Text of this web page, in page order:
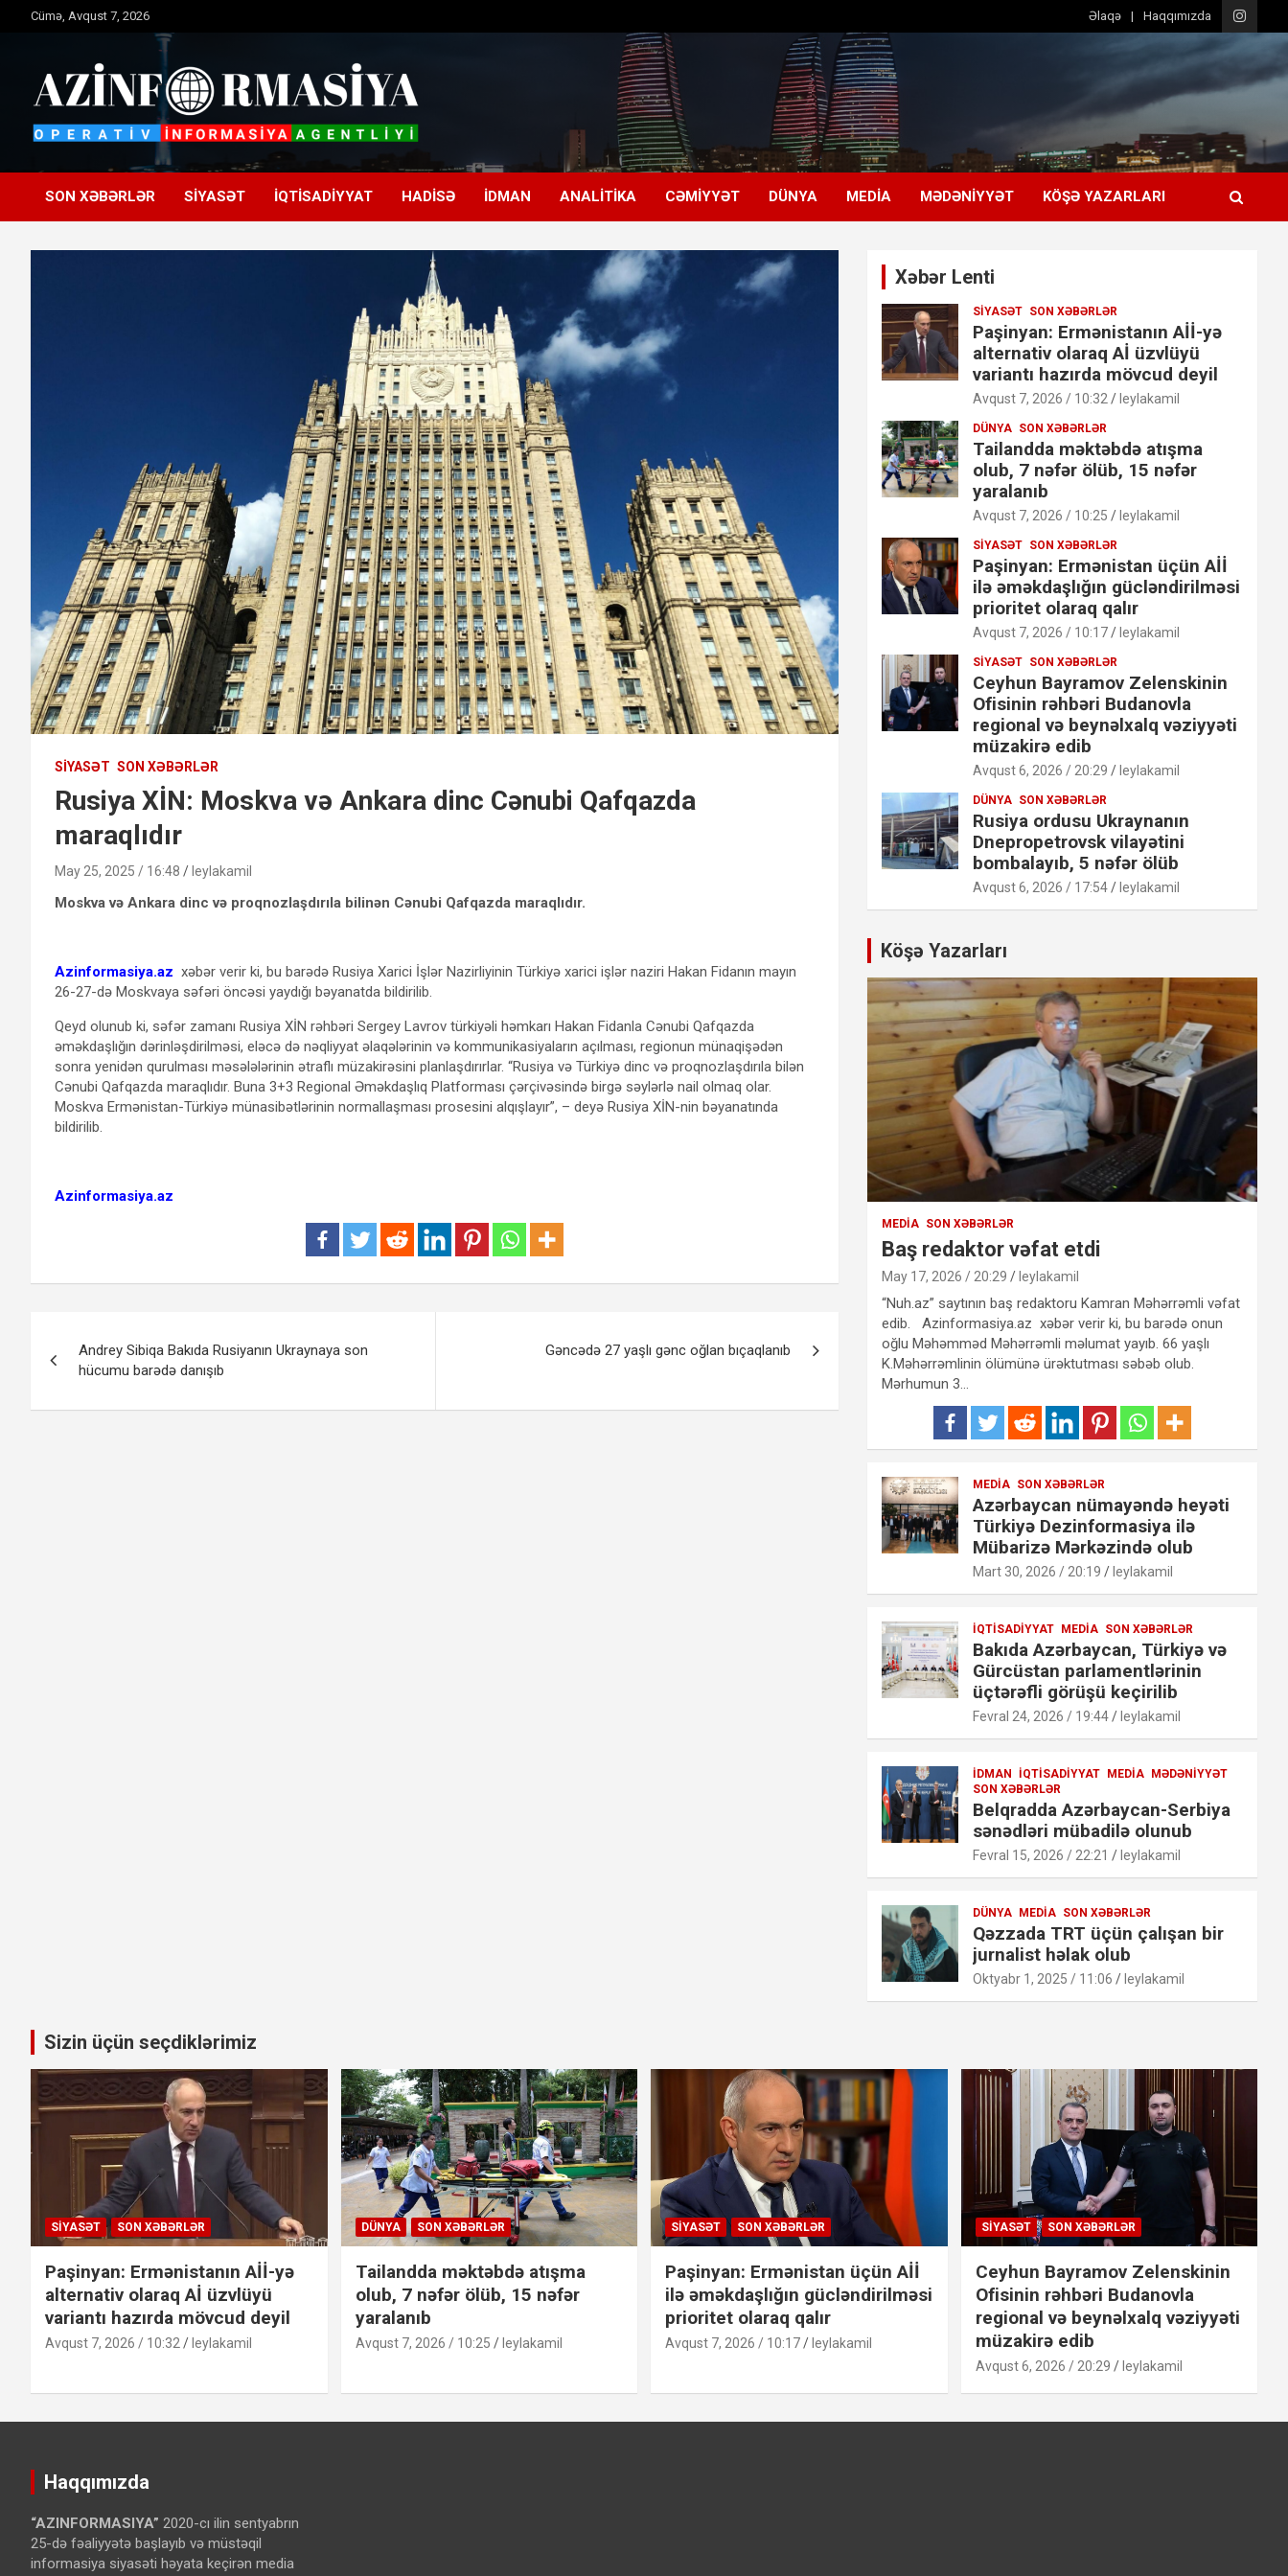
Cümə, Avqust 7, 2026 Əlaqə Haqqımızda
Azinformasiya
SON XƏBƏRLƏR SIYASƏT İQTISADIYYAT HADISƏ İDMAN ANALITIKA CƏMIYYƏT DÜNYA MEDIA MƏDƏNIYYƏT KÖŞƏ YAZARLARI
SIYASƏT SON XƏBƏRLƏR
Rusiya XİN: Moskva və Ankara dinc Cənubi Qafqazda
maraqlıdır
May 25, 2025 / 16:48 leylakamil
Moskva və Ankara dinc və proqnozlaşdırıla bilinən Cənubi Qafqazda maraqlıdır.
Azinformasiya.az xəbər verir ki, bu barədə Rusiya Xarici İşlər Nazirliyinin Türkiyə xarici işlər naziri Hakan Fidanın mayın
26-27-də Moskvaya səfəri öncəsi yaydığı bəyanatda bildirilib.
Qeyd olunub ki, səfər zamanı Rusiya XİN rəhbəri Sergey Lavrov türkiyəli həmkarı Hakan Fidanla Cənubi Qafqazda
əməkdaşlığın dərinləşdirilməsi, eləcə də nəqliyyat əlaqələrinin və kommunikasiyaların açılması, regionun münaqişədən
sonra yenidən qurulması məsələlərinin ətraflı müzakirəsini planlaşdırırlar. “Rusiya və Türkiyə dinc və proqnozlaşdırıla bilən
Cənubi Qafqazda maraqlıdır. Buna 3+3 Regional Əməkdaşlıq Platforması çərçivəsində birgə səylərlə nail olmaq olar.
Moskva Ermənistan-Türkiyə münasibətlərinin normallaşması prosesini alqışlayır”, – deyə Rusiya XİN-nin bəyanatında
bildirilib.
Azinformasiya.az
naviqasiyası
Andrey Sibiqa Bakıda Rusiyanın Ukraynaya son
hücumu barədə danışıb
Gəncədə 27 yaşlı gənc oğlan bıçaqlanıb
Xəbər Lenti
SIYASƏT SON XƏBƏRLƏR
Paşinyan: Ermənistanın Aİİ-yə
alternativ olaraq Aİ üzvlüyü
variantı hazırda mövcud deyil
Avqust 7, 2026 / 10:32 leylakamil
DÜNYA SON XƏBƏRLƏR
Tailandda məktəbdə atışma
olub, 7 nəfər ölüb, 15 nəfər
yaralanıb
Avqust 7, 2026 / 10:25 leylakamil
SIYASƏT SON XƏBƏRLƏR
Paşinyan: Ermənistan üçün Aİİ
ilə əməkdaşlığın gücləndirilməsi
prioritet olaraq qalır
Avqust 7, 2026 / 10:17 leylakamil
SIYASƏT SON XƏBƏRLƏR
Ceyhun Bayramov Zelenskinin
Ofisinin rəhbəri Budanovla
regional və beynəlxalq vəziyyəti
müzakirə edib
Avqust 6, 2026 / 20:29 leylakamil
DÜNYA SON XƏBƏRLƏR
Rusiya ordusu Ukraynanın
Dnepropetrovsk vilayətini
bombalayıb, 5 nəfər ölüb
Avqust 6, 2026 / 17:54 leylakamil
Köşə Yazarları
MEDIA SON XƏBƏRLƏR
Baş redaktor vəfat etdi
May 17, 2026 / 20:29 leylakamil
“Nuh.az” saytının baş redaktoru Kamran Məhərrəmli vəfat
edib. Azinformasiya.az xəbər verir ki, bu barədə onun
oğlu Məhəmməd Məhərrəmli məlumat yayıb. 66 yaşlı
K.Məhərrəmlinin ölümünə ürəktutması səbəb olub.
Mərhumun 3…
MEDIA SON XƏBƏRLƏR
Azərbaycan nümayəndə heyəti
Türkiyə Dezinformasiya ilə
Mübarizə Mərkəzində olub
Mart 30, 2026 / 20:19 leylakamil
İQTISADIYYAT MEDIA SON XƏBƏRLƏR
Bakıda Azərbaycan, Türkiyə və
Gürcüstan parlamentlərinin
üçtərəfli görüşü keçirilib
Fevral 24, 2026 / 19:44 leylakamil
İDMAN İQTISADIYYAT MEDIA MƏDƏNIYYƏT
SON XƏBƏRLƏR
Belqradda Azərbaycan-Serbiya
sənədləri mübadilə olunub
Fevral 15, 2026 / 22:21 leylakamil
DÜNYA MEDIA SON XƏBƏRLƏR
Qəzzada TRT üçün çalışan bir
jurnalist həlak olub
Oktyabr 1, 2025 / 11:06 leylakamil
Sizin üçün seçdiklərimiz
SIYASƏT SON XƏBƏRLƏR
Paşinyan: Ermənistanın Aİİ-yə
alternativ olaraq Aİ üzvlüyü
variantı hazırda mövcud deyil
Avqust 7, 2026 / 10:32 leylakamil
DÜNYA SON XƏBƏRLƏR
Tailandda məktəbdə atışma
olub, 7 nəfər ölüb, 15 nəfər
yaralanıb
Avqust 7, 2026 / 10:25 leylakamil
SIYASƏT SON XƏBƏRLƏR
Paşinyan: Ermənistan üçün Aİİ
ilə əməkdaşlığın gücləndirilməsi
prioritet olaraq qalır
Avqust 7, 2026 / 10:17 leylakamil
SIYASƏT SON XƏBƏRLƏR
Ceyhun Bayramov Zelenskinin
Ofisinin rəhbəri Budanovla
regional və beynəlxalq vəziyyəti
müzakirə edib
Avqust 6, 2026 / 20:29 leylakamil
Haqqımızda
“AZINFORMASIYA” 2020-cı ilin sentyabrın
25-də fəaliyyətə başlayıb və müstəqil
informasiya siyasəti həyata keçirən media